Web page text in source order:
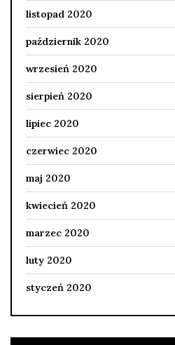
listopad 2020
październik 2020
wrzesień 2020
sierpień 2020
lipiec 2020
czerwiec 2020
maj 2020
kwiecień 2020
marzec 2020
luty 2020
styczeń 2020